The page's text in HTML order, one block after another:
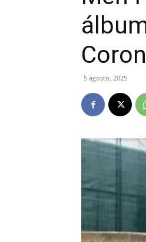
5 agosto, 2025